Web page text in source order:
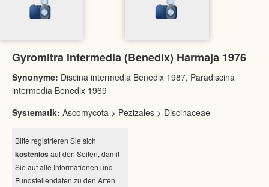
Gyromitra intermedia (Benedix) Harmaja 1976
Synonyme: Discina intermedia Benedix 1987, Paradiscina
intermedia Benedix 1969
Systematik: Ascomycota > Pezizales > Discinaceae
Bitte registrieren Sie sich
kostenlos auf den Seiten, damit
Sie auf alle Informationen und
Fundstellendaten zu den Arten